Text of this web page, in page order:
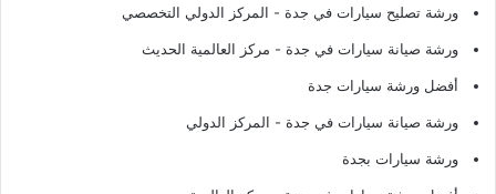
ورشة تصليح سيارات في جدة - المركز الدولي التخصصي
ورشة صيانة سيارات في جدة - مركز العالمية الحديث
أفضل ورشة سيارات جدة
ورشة صيانة سيارات في جدة - المركز الدولي
ورشة سيارات بجدة